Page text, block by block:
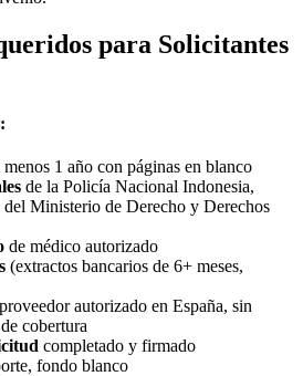
para Solicitantes
1 año con páginas en blanco
de la Policía Nacional Indonesia,
del Ministerio de Derecho y Derechos
de médico autorizado
(extractos bancarios de 6+ meses,
autorizado en España, sin
cobertura
completado y firmado
fondo blanco